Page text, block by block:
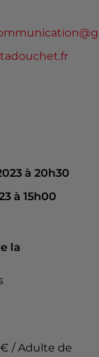
à 20h30
à 15h00
la
/ Adulte de